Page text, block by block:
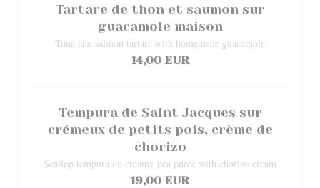
Tartare de thon et saumon sur
guacamole maison
Tuna and salmon tartare with homemade guacamole
14,00 EUR
Tempura de Saint Jacques sur
crémeux de petits pois, crème de
chorizo
Scallop tempura on creamy pea purée with chorizo cream
19,00 EUR